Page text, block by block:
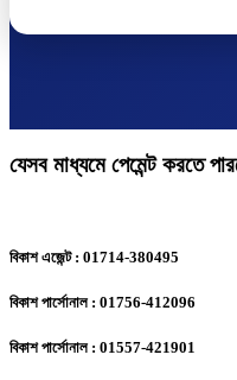
যেসব মাধ্যমে পেমেন্ট করতে
বিকাশ এজেন্ট : 01714-380495
বিকাশ পার্সোনাল : 01756-412096
বিকাশ পার্সোনাল : 01557-421901